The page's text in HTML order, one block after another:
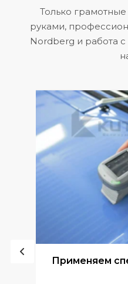
Только
руками,
Nordberg и работа
Применяем